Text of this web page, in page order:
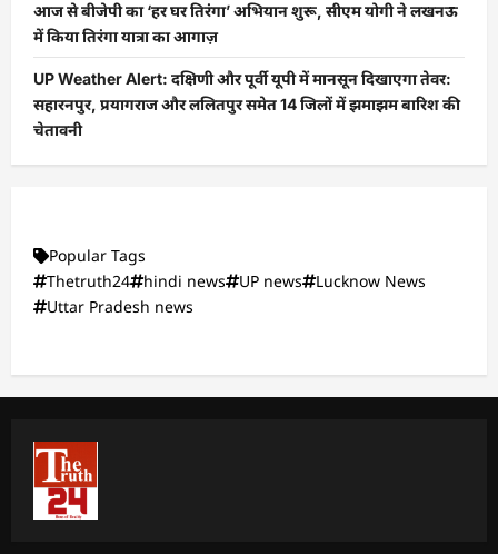
आज से बीजेपी का ‘हर घर तिरंगा’ अभियान शुरू, सीएम योगी ने लखनऊ
में किया तिरंगा यात्रा का आगाज़
UP Weather Alert: दक्षिणी और पूर्वी यूपी में मानसून दिखाएगा तेवर:
सहारनपुर, प्रयागराज और ललितपुर समेत 14 जिलों में झमाझम बारिश की
चेतावनी
Popular Tags
Thetruth24
hindi news UP news
Lucknow News
Uttar Pradesh news